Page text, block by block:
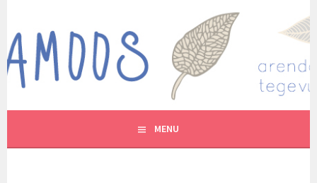
content
MUTUKAMOOS
ARENDAVAID TEGEVUSI LASTEGA
MENU